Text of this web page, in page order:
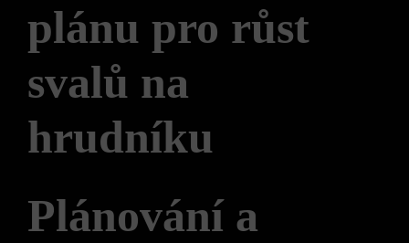
plánu pro růst
svalů na
hrudníku
Plánování a